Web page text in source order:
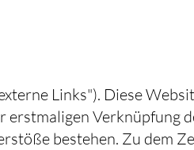
Links"). Diese
Verknüpfung
bestehen. Zu dem